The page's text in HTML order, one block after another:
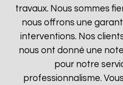
travaux. Nous sommes
nous offrons une
interventions. Nos
nous ont donné une
pour notre
professionnalisme.